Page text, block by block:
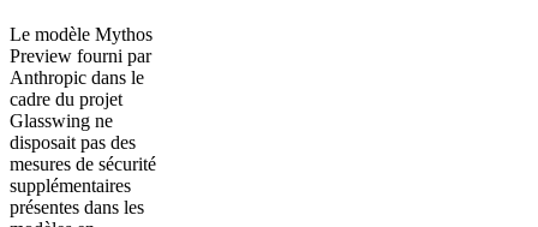
Le modèle Mythos
Preview fourni par
Anthropic dans le
cadre du projet
Glasswing ne
disposait pas des
mesures de sécurité
supplémentaires
présentes dans les